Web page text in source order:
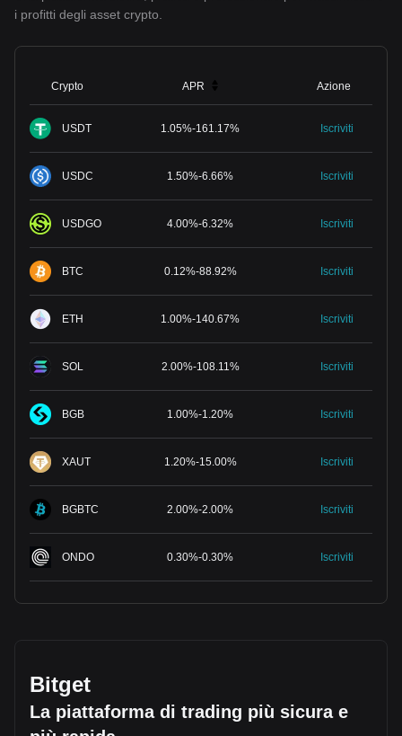
i profitti degli asset crypto.
Crypto APR Azione
USDT 1.05%-161.17% Iscriviti
USDC 1.50%-6.66% Iscriviti
USDGO 4.00%-6.32% Iscriviti
BTC 0.12%-88.92% Iscriviti
ETH 1.00%-140.67% Iscriviti
SOL 2.00%-108.11 % Iscriviti
BGB 1.00%-1.20% Iscriviti
XAUT 1.20%-15.00% Iscriviti
BGBTC 2.00%-2.00% Iscriviti
ONDO 0.30%-0.30% Iscriviti
Bitget
La piattaforma di trading più sicura e